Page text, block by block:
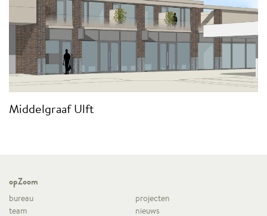
Middelgraaf Ulft
opZoom
bureau
projecten
team
nieuws